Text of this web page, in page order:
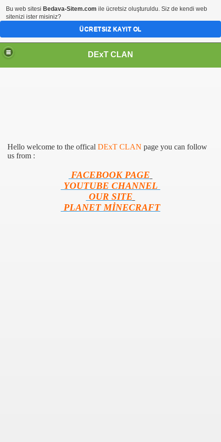
DExT CLAN
Hello welcome to the offical DExT CLAN page you can follow
us from :
FACEBOOK PAGE
YOUTUBE CHANNEL
OUR SITE
PLANET MİNECRAFT
Bu web sitesi Bedava-Sitem.com ile ücretsiz oluşturuldu. Siz de kendi web
sitenizi ister misiniz?
ÜCRETSIZ KAYIT OL